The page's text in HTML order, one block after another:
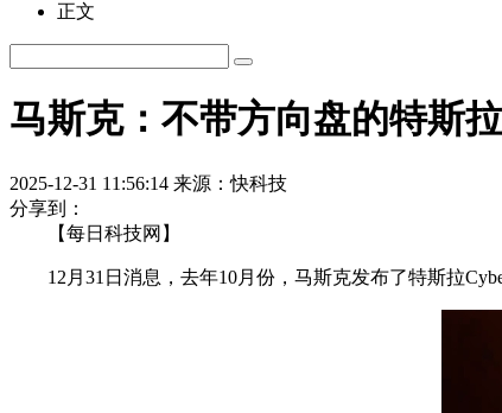
正文
马斯克：不带方向盘的特斯
2025-12-31 11:56:14 来源：快科技
分享到：
【每日科技网】
12月31日消息，去年10月份，马斯克发布了特斯拉